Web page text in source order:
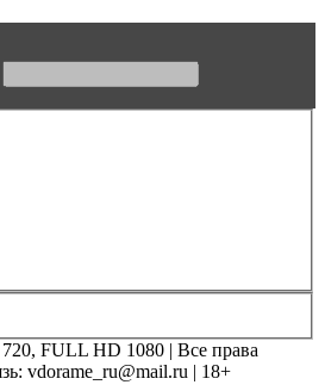
FULL HD 1080 | Все права
vdorame_ru@mail.ru | 18+